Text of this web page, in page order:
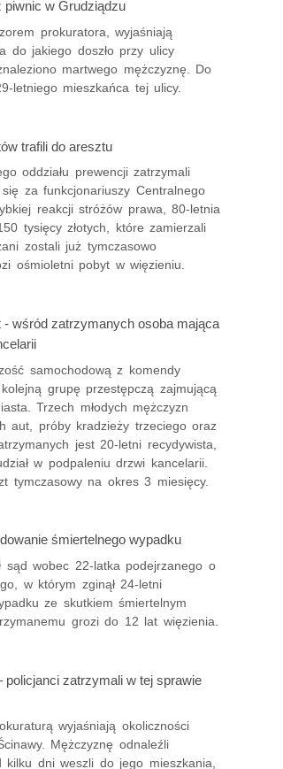
piwnic w Grudziądzu
prokuratora, wyjaśniają
do jakiego doszło przy ulicy
martwego mężczyznę. Do
letniego mieszkańca tej ulicy.
trafili do aresztu
oddziału prewencji zatrzymali
za funkcjonariuszy Centralnego
reakcji stróżów prawa, 80-letnia
tysięcy złotych, które zamierzali
zostali już tymczasowo
ośmioletni pobyt w więzieniu.
- wśród zatrzymanych osoba mająca
samochodową z komendy
grupę przestępczą zajmującą
Trzech młodych mężczyzn
aut, próby kradzieży trzeciego oraz
jest 20-letni recydywista,
w podpaleniu drzwi kancelarii.
tymczasowy na okres 3 miesięcy.
śmiertelnego wypadku
sąd wobec 22-latka podejrzanego o
w którym zginął 24-letni
ze skutkiem śmiertelnym
grozi do 12 lat więzienia.
zatrzymali w tej sprawie
wyjaśniają okoliczności
Mężczyznę odnaleźli
dni weszli do jego mieszkania,